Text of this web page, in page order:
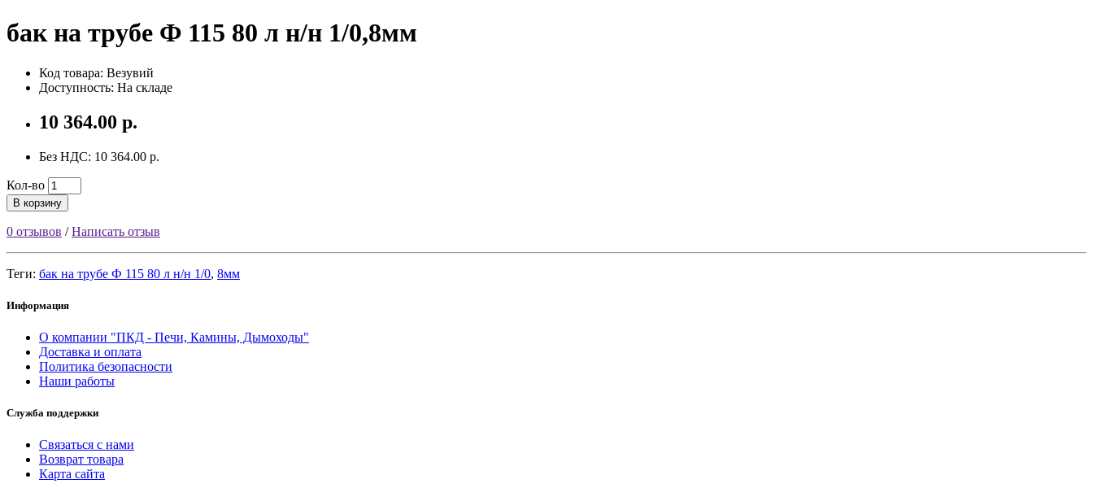
бак на трубе Ф 115 80 л н/н 1/0,8мм
Код товара: Везувий
Доступность: На складе
10 364.00 р.
Без НДС: 10 364.00 р.
Кол-во
В корзину
0 отзывов /Написать отзыв
Теги: бак на трубе Ф 115 80 л н/н 1/0, 8мм
Информация
О компании "ПКД - Печи, Камины, Дымоходы"
Доставка и оплата
Политика безопасности
Наши работы
Служба поддержки
Связаться с нами
Возврат товара
Карта сайта